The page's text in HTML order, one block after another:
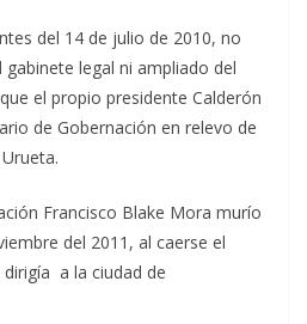
del 14 de julio de 2010, no
legal ni ampliado del
el propio presidente Calderón
de Gobernación en relevo de
Francisco Blake Mora murío
del 2011, al caerse el
a la ciudad de